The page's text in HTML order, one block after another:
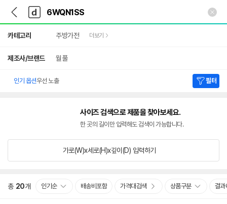
다
나
와
가
기
다
와
메
인
카테고리 주방가전 더보기
제조사/브랜드 월풀
인기 옵션우선 노출 필터
사이즈 검색으로 제품을 찾아보세요.
한 곳의 길이만 입력해도 검색이 가능합니다.
가로(W)x세로(H)x깊이(D) 입력하기
총 20개 인기순 배송비포함 가격대검색 상품구분 결과